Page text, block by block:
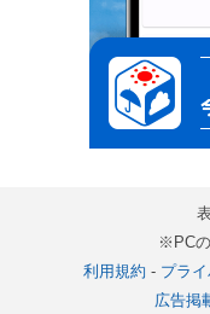
※PC
利用規約 - プラ
広告掲